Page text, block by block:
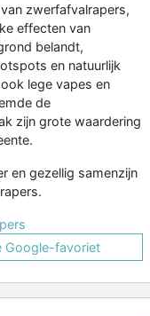
zwerfafvalrapers,
effecten van
belandt,
en natuurlijk
lege vapes en
de
zijn grote waardering
en gezellig samenzijn
Google-favoriet